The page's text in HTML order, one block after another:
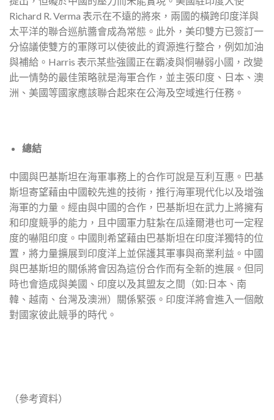
Richard R. Verma 表示在不遠的將來，兩國的橫跨印度洋與
太平洋的聯合巡航醬會成為常態。此外，美印雙方已簽訂一
分協議使雙方的軍隊可以使彼此的資源進行整合，例如加油
與補給。Harris 表示某些強國正在霸凌與恫嚇弱小國，改變
此一情勢的最佳策略就是海軍合作，並主張印度、日本、澳
洲、美國等國家應該聯合起來在公海及空域進行任務。
總結
中國與巴基斯坦在海軍事務上的合作可說是互利互惠。巴基
斯坦寄望藉由中國較先進的技術，推行海軍現代化以及增強
海軍的力量。經由與中國的合作，巴基斯坦在武力上將擁有
和印度競爭的能力，且中國軍力駐紮在瓜達爾港也可一定程
度的嚇阻印度。中國則希望藉由巴基斯坦在印度洋獨特的位
置，將力量擴展到印度洋上並保護其軍事與商業利益。中國
與巴基斯坦的關係將會因為這份合作而有全新的進展。但同
時也會造成與美國、印度以及其盟友之間（如:日本、南
韓、越南、台灣及澳洲）關係緊張。印度洋將會進入一個敵
對國家彼此競爭的時代。
（參考資料）